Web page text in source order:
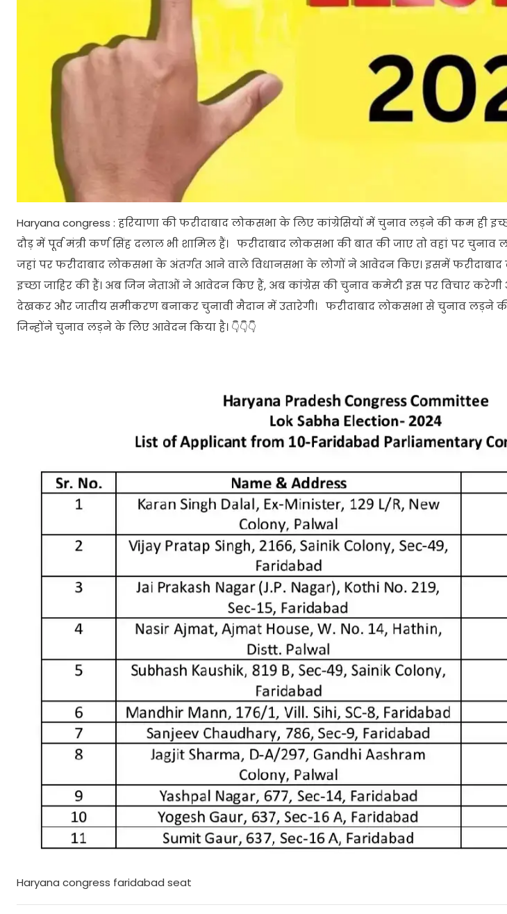
Haryana congress : हरियाणा की फरीदाबाद लोकसभा के लिए कांग्रेसियों में चुनाव लड़ने की कम ही
दौड़ में पूर्व मंत्री कर्ण सिंह दलाल भी शामिल हैं। फरीदाबाद लोकसभा की बात की जाए तो वहां पर चुनाव
जहां पर फरीदाबाद लोकसभा के अंतर्गत आने वाले विधानसभा के लोगों ने आवेदन किए। इसमें
इच्छा जाहिर की हैं। अब जिन नेताओं ने आवेदन किए हैं, अब कांग्रेस की चुनाव कमेटी इस पर विचार
देखकर और जातीय समीकरण बनाकर चुनावी मैदान में उतारेगी। फरीदाबाद लोकसभा से चुनाव लड़ने
जिन्होंने चुनाव लड़ने के लिए आवेदन किया है। 👇👇👇
Haryana congress faridabad seat